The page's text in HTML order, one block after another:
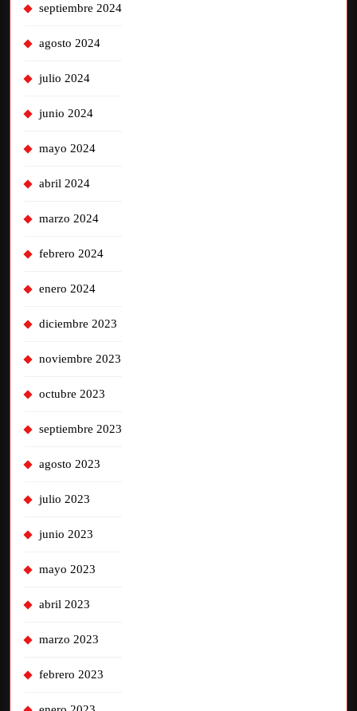
septiembre 2024
agosto 2024
julio 2024
junio 2024
mayo 2024
abril 2024
marzo 2024
febrero 2024
enero 2024
diciembre 2023
noviembre 2023
octubre 2023
septiembre 2023
agosto 2023
julio 2023
junio 2023
mayo 2023
abril 2023
marzo 2023
febrero 2023